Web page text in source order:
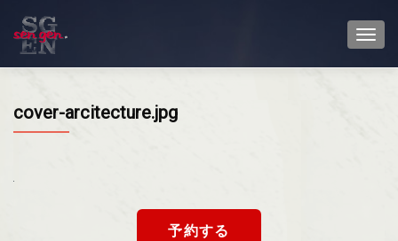
cover-arcitecture.jpg
予約する